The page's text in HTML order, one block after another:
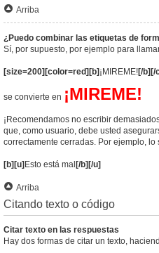
Arriba
¿Puedo combinar las etiquetas de
Sí, por supuesto, por ejemplo para
[size=200][color=red][b]¡MIREME![/b][/
se convierte en ¡MIREME!
¡Recomendamos no escribir
que, como usuario, debe usted
correctamente cerradas. Por ejemplo,
[b][u]Esto está mal[/b][/u]
Arriba
Citando texto o código
Citar texto en las respuestas
Hay dos formas de citar un texto,